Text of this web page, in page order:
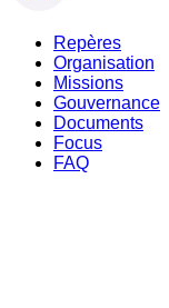
Repères
Organisation
Missions
Gouvernance
Documents
Focus
FAQ